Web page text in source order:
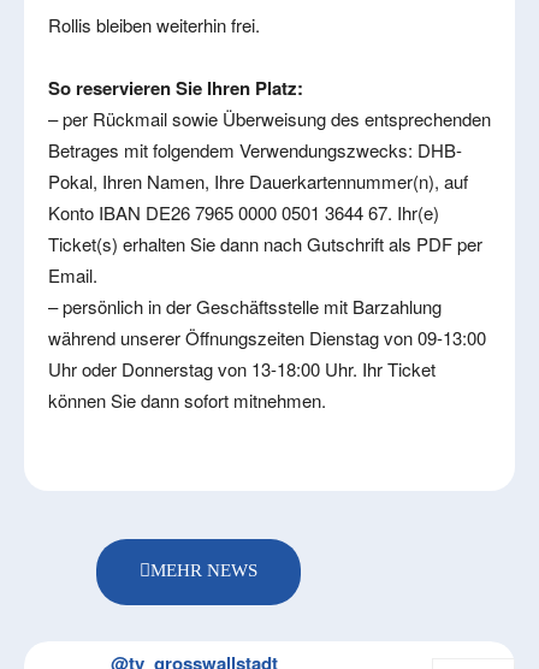
Rollis bleiben weiterhin frei.
So reservieren Sie Ihren Platz:
– per Rückmail sowie Überweisung des entsprechenden
Betrages mit folgendem Verwendungszwecks: DHB-
Pokal, Ihren Namen, Ihre Dauerkartennummer(n), auf
Konto IBAN DE26 7965 0000 0501 3644 67. Ihr(e)
Ticket(s) erhalten Sie dann nach Gutschrift als PDF per
Email.
– persönlich in der Geschäftsstelle mit Barzahlung
während unserer Öffnungszeiten Dienstag von 09-13:00
Uhr oder Donnerstag von 13-18:00 Uhr. Ihr Ticket
können Sie dann sofort mitnehmen.
MEHR NEWS
@tv_grosswallstadt